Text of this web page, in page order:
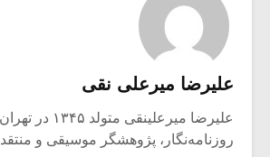
علیرضا میرعلی نقی
علیرضا میرعلینقی متولد ۱۳۴۵ در تهران
روزنامه‌نگار، پژوهشگر موسیقی و